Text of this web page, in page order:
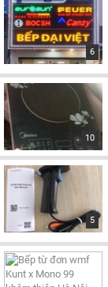
6
10
5